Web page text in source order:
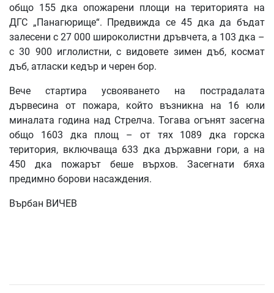
общо 155 дка опожарени площи на територията на
ДГС „Панагюрище“. Предвижда се 45 дка да бъдат
залесени с 27 000 широколистни дръвчета, а 103 дка –
с 30 900 иглолистни, с видовете зимен дъб, космат
дъб, атласки кедър и черен бор.
Вече стартира усвояването на пострадалата
дървесина от пожара, който възникна на 16 юли
миналата година над Стрелча. Тогава огънят засегна
общо 1603 дка площ – от тях 1089 дка горска
територия, включваща 633 дка държавни гори, а на
450 дка пожарът беше върхов. Засегнати бяха
предимно борови насаждения.
Върбан ВИЧЕВ